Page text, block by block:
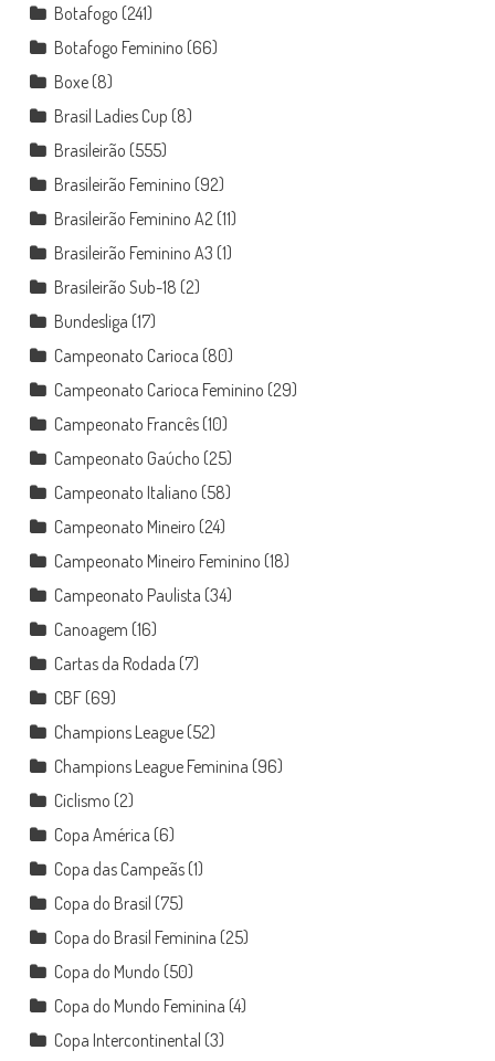
Botafogo (241)
Botafogo Feminino (66)
Boxe(8)
Brasil Ladies Cup (8)
Brasileirão (555)
Brasileirão Feminino (92)
Brasileirão Feminino A2 (11)
Brasileirão Feminino A3 (1)
Brasileirão Sub-18 (2)
Bundesliga (17)
Campeonato Carioca (80)
Campeonato Carioca Feminino (29)
Campeonato Francês(10)
Campeonato Gaúcho (25)
Campeonato Italiano (58)
Campeonato Mineiro (24)
Campeonato Mineiro Feminino (18)
Campeonato Paulista (34)
Canoagem (16)
Cartas da Rodada (7)
CBF(69)
Champions League(52)
Champions League Feminina (96)
Ciclismo (2)
Copa América (6)
Copa das Campeãs(1)
Copa do Brasil (75)
Copa do Brasil Feminina (25)
Copa do Mundo (50)
Copa do Mundo Feminina (4)
Copa Intercontinental (3)